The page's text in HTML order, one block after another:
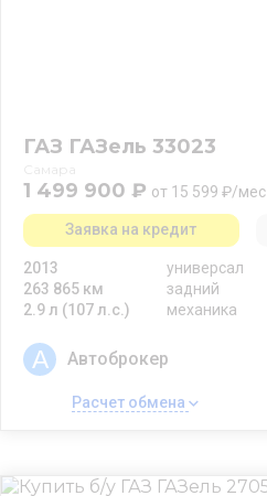
ГАЗ ГАЗель 33023
Самара
1 499 900 ₽ от 15 599 ₽/мес
2013
263 865 км
2.9 л (107 л.с.)
универсал
задний
механика
Заявка на кредит
Автоброкер
Расчет обмена